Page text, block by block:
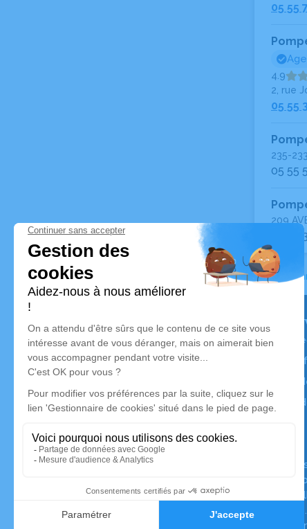
05 55
4.9
2, rue
05 55
235-
05 55
209
05 55
Accueil
Nos
Avis de
Liste des
Annuaire
Livraison
Simplifia
premier
mieux
à